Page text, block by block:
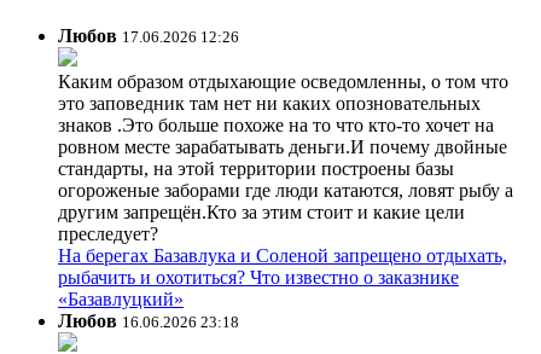
Любов 17.06.2026 12:26
Каким образом отдыхающие осведомленны, о том что
это заповедник там нет ни каких опозновательных
знаков .Это больше похоже на то что кто-то хочет на
ровном месте зарабатывать деньги.И почему двойные
стандарты, на этой территории построены базы
огороженые заборами где люди катаются, ловят рыбу а
другим запрещён.Кто за этим стоит и какие цели
преследует?
На берегах Базавлука и Соленой запрещено отдыхать,
рыбачить и охотиться? Что известно о заказнике
«Базавлуцкий»
Любов 16.06.2026 23:18